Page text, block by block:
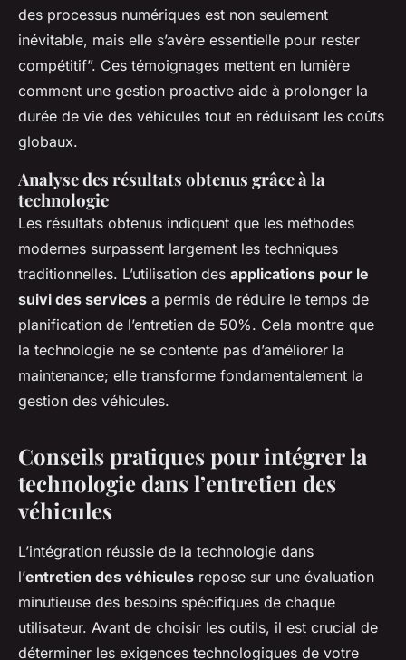
des processus numériques est non seulement
inévitable, mais elle s’avère essentielle pour rester
compétitif”. Ces témoignages mettent en lumière
comment une gestion proactive aide à prolonger la
durée de vie des véhicules tout en réduisant les coûts
globaux.
Analyse des résultats obtenus grâce à la
technologie
Les résultats obtenus indiquent que les méthodes
modernes surpassent largement les techniques
traditionnelles. L’utilisation des applications pour le
suivi des services a permis de réduire le temps de
planification de l’entretien de 50%. Cela montre que
la technologie ne se contente pas d’améliorer la
maintenance; elle transforme fondamentalement la
gestion des véhicules.
Conseils pratiques pour intégrer la
technologie dans l’entretien des
véhicules
L’intégration réussie de la technologie dans
l’entretien des véhicules repose sur une évaluation
minutieuse des besoins spécifiques de chaque
utilisateur. Avant de choisir les outils, il est crucial de
déterminer les exigences technologiques de votre